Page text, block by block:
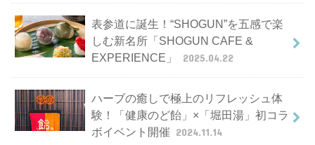
表参道に誕生！“SHOGUN”を五感で楽
しむ新名所「SHOGUN CAFE &
EXPERIENCE」
2025.04.22
ハーブの癒しで極上のリフレッシュ体
験！「健康のど飴」×「堀田湯」初コラ
ボイベント開催 2024.11.14